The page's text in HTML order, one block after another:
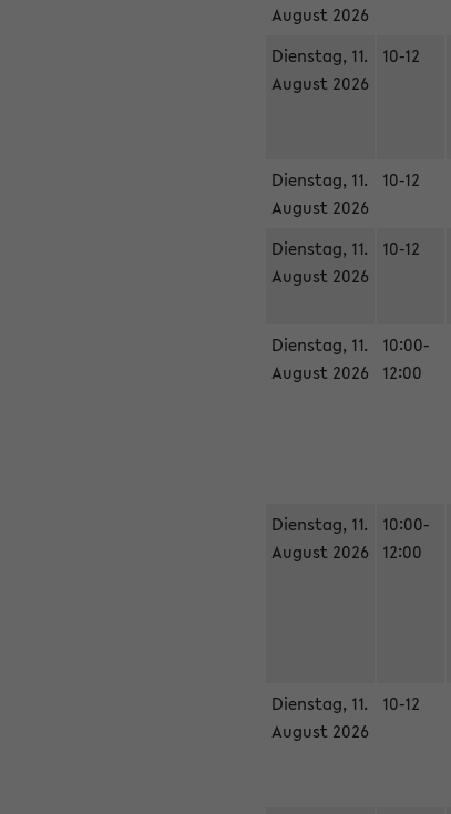
August 2026
Dienstag, 11.
August 2026
10-12
Dienstag, 11.
August 2026
10-12
Dienstag, 11.
August 2026
10-12
Dienstag, 11.
August 2026
10:00-
12:00
Dienstag, 11.
August 2026
10:00-
12:00
Dienstag, 11.
August 2026
10-12